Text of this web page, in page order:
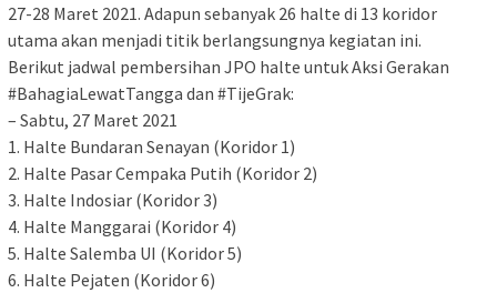
27-28 Maret 2021. Adapun sebanyak 26 halte di 13 koridor
utama akan menjadi titik berlangsungnya kegiatan ini.
Berikut jadwal pembersihan JPO halte untuk Aksi Gerakan
#BahagiaLewatTangga dan #TijeGrak:
– Sabtu, 27 Maret 2021
1. Halte Bundaran Senayan (Koridor 1)
2. Halte Pasar Cempaka Putih (Koridor 2)
3. Halte Indosiar (Koridor 3)
4. Halte Manggarai (Koridor 4)
5. Halte Salemba UI (Koridor 5)
6. Halte Pejaten (Koridor 6)